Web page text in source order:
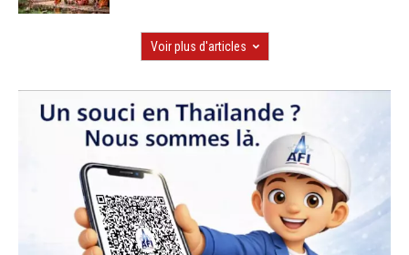
Voir plus d'articles